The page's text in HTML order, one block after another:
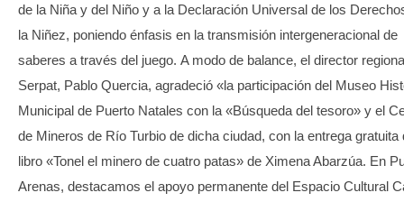
de la Niña y del Niño y a la Declaración Universal de los
la Niñez, poniendo énfasis en la transmisión intergeneracional de
saberes a través del juego. A modo de balance, el director
Serpat, Pablo Quercia, agradeció «la participación del Museo
Municipal de Puerto Natales con la «Búsqueda del tesoro» y el
de Mineros de Río Turbio de dicha ciudad, con la entrega gratuita
libro «Tonel el minero de cuatro patas» de Ximena Abarzúa. En
Arenas, destacamos el apoyo permanente del Espacio Cultural